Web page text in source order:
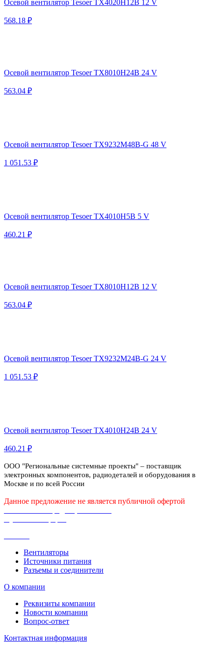
Осевой вентилятор Tesoer TX4020H12B 12 V
568.18 ₽
Осевой вентилятор Tesoer TX8010H24B 24 V
563.04 ₽
Осевой вентилятор Tesoer TX9232M48B-G 48 V
1 051.53 ₽
Осевой вентилятор Tesoer TX4010H5B 5 V
460.21 ₽
Осевой вентилятор Tesoer TX8010H12B 12 V
563.04 ₽
Осевой вентилятор Tesoer TX9232M24B-G 24 V
1 051.53 ₽
Осевой вентилятор Tesoer TX4010H24B 24 V
460.21 ₽
ООО "Региональные системные проекты" – поставщик
электронных компонентов, радиодеталей и оборудования в
Москве и по всей России
Данное предложение не является публичной офертой
Вентиляторы
Источники питания
Разъемы и соединители
О компании
Реквизиты компании
Новости компании
Вопрос-ответ
Контактная информация